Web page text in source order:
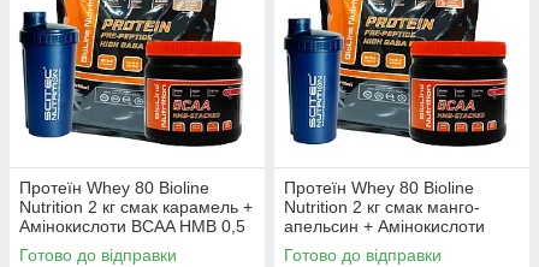
Протеїн Whey 80 Bioline
Nutrition 2 кг смак карамель +
Амінокислоти BCAA HMB 0,5
кг + шейкер
Готово до відправки
Протеїн Whey 80 Bioline
Nutrition 2 кг смак манго-
апельсин + Амінокислоти
BCAA HMB 0,5 кг + шейкер
Готово до відправки